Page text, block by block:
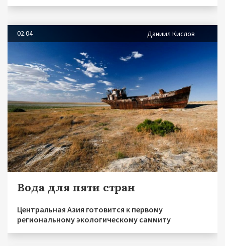
02.04 Даниил Кислов
Вода для пяти стран
Центральная Азия готовится к первому
региональному экологическому саммиту